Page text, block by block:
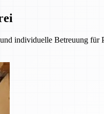
individuelle Betreuung für